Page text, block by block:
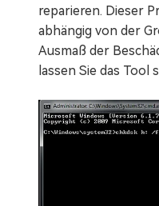
reparieren. Dieser
abhängig von der
Ausmaß der
lassen Sie das Tool